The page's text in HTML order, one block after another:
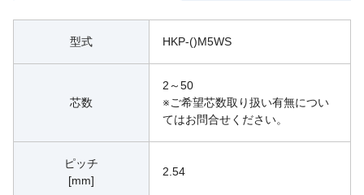
型式 HKP-()M5WS
芯数
2～50
※ご希望芯数取り扱い有無につい
てはお問合せください。
ピッチ
[mm]
2.54